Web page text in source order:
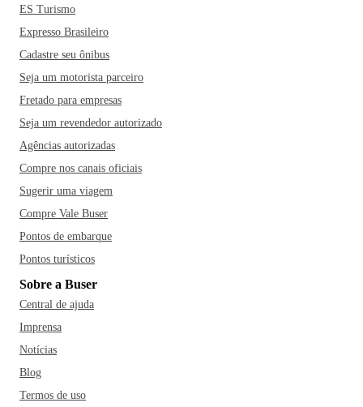
ES Turismo
Expresso Brasileiro
Cadastre seu ônibus
Seja um motorista parceiro
Fretado para empresas
Seja um revendedor autorizado
Agências autorizadas
Compre nos canais oficiais
Sugerir uma viagem
Compre Vale Buser
Pontos de embarque
Pontos turísticos
Sobre a Buser
Central de ajuda
Imprensa
Notícias
Blog
Termos de uso